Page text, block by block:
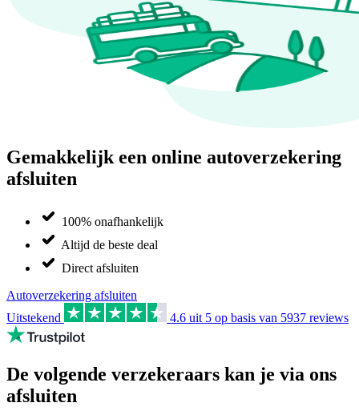
Gemakkelijk een online autoverzekering
afsluiten
100% onafhankelijk
Altijd de beste deal
Direct afsluiten
Autoverzekering afsluiten
Uitstekend
4.6 uit 5 op basis van 5937 reviews
De volgende verzekeraars kan je via ons
afsluiten